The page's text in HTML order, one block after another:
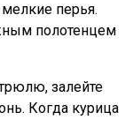
перья.
полотенцем
залейте
Когда курица